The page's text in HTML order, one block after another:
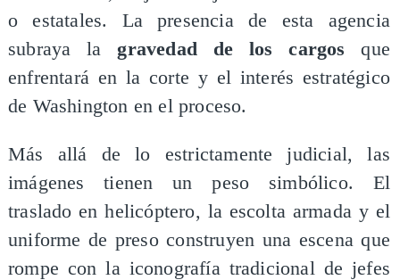
o estatales. La presencia de esta agencia
subraya lagravedad de los cargos que
enfrentará en la corte y el interés estratégico
de Washington en el proceso.
Más allá de lo estrictamente judicial, las
imágenes tienen un peso simbólico. El
traslado en helicóptero, la escolta armada y el
uniforme de preso construyen una escena que
rompe con la iconografía tradicional de jefes